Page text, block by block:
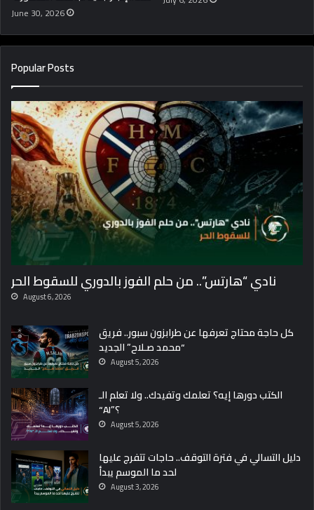
June 30, 2026
Popular Posts
نادي “هارتس”.. من حلم الفوز بالدوري للسقوط الحر
August 6, 2026
كل حاجة محتاج تعرفها عن طرابزون سبور.. فريق
“محمد صـلاح” الجديد
August 5, 2026
الكتب دورها إيه؟ تعلمك وتفيدك.. ولا تعلم الـ
“AI”؟
August 5, 2026
دليل التسالي في فترة التوقف.. حاجات تتفرج عليها
لحد ما الموسم يبدأ
August 3, 2026